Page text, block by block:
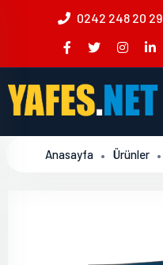
0242 248 20 29
Anasayfa Ürünler